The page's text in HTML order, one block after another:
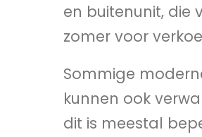
en buitenunit, die
zomer voor
Sommige
kunnen ook
dit is meestal